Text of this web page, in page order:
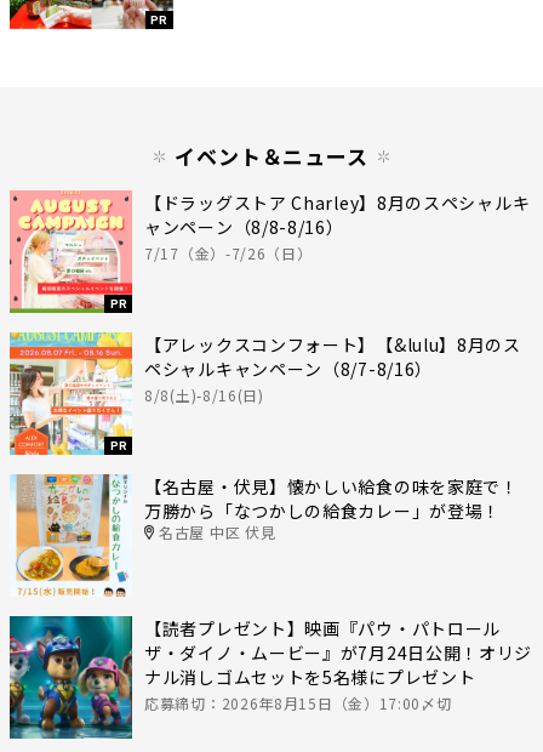
PR
イベント＆ニュース
PR
【ドラッグストア Charley】8月のスペシャルキ
ャンペーン（8/8-8/16）
7/17（金）-7/26（日）
PR
【アレックスコンフォート】【&lulu】8月のス
ペシャルキャンペーン（8/7-8/16）
8/8(土)-8/16(日)
【名古屋・伏見】懐かしい給食の味を家庭で！
万勝から「なつかしの給食カレー」が登場！
名古屋 中区 伏見
【読者プレゼント】映画『パウ・パトロール
ザ・ダイノ・ムービー』が7月24日公開！オリジ
ナル消しゴムセットを5名様にプレゼント
応募締切：2026年8月15日（金）17:00〆切